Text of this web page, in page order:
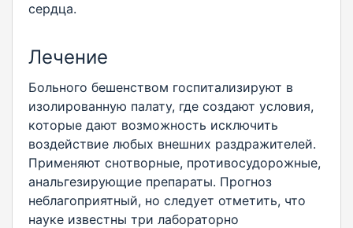
сердца.
Лечение
Больного бешенством госпитализируют в
изолированную палату, где создают условия,
которые дают возможность исключить
воздействие любых внешних раздражителей.
Применяют снотворные, противосудорожные,
анальгезирующие препараты. Прогноз
неблагоприятный, но следует отметить, что
науке известны три лабораторно